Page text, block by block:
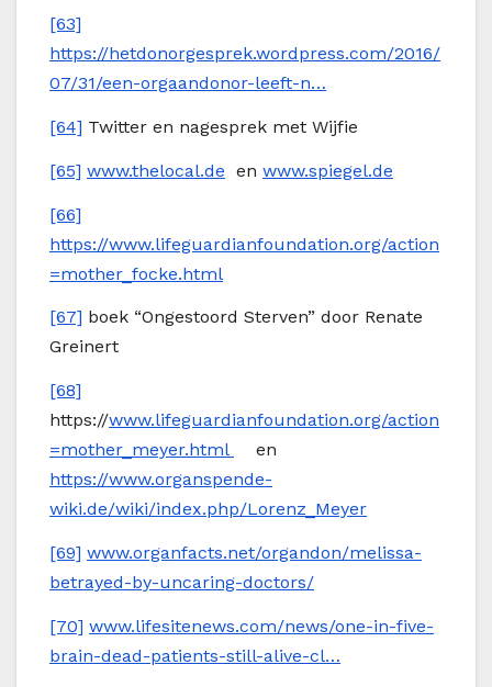
[63]
https://hetdonorgesprek.wordpress.com/2016/
07/31/een-orgaandonor-leeft-n…
[64] Twitter en nagesprek met Wijfie
[65] www.thelocal.de en www.spiegel.de
[66]
https://www.lifeguardianfoundation.org/action
=mother_focke.html
[67] boek “Ongestoord Sterven” door Renate
Greinert
[68]
https://www.lifeguardianfoundation.org/action
=mother_meyer.html
en
https://www.organspende-
wiki.de/wiki/index.php/Lorenz_Meyer
[69] www.organfacts.net/organdon/melissa-
betrayed-by-uncaring-doctors/
[70] www.lifesitenews.com/news/one-in-five-
brain-dead-patients-still-alive-cl…